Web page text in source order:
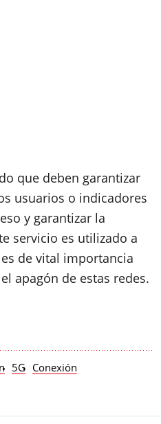
que deben garantizar
usuarios o indicadores
y garantizar la
servicio es utilizado a
de vital importancia
apagón de estas redes.
5G Conexión